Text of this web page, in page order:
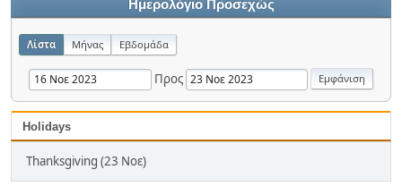
Ημερολόγιο Προσεχώς
Λίστα Μήνας Εβδομάδα
Προς
Holidays
Thanksgiving (23 Νοε)